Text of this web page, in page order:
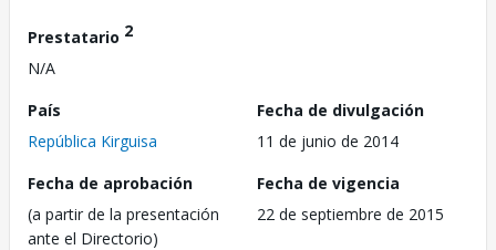
Prestatario 2
N/A
País
República Kirguisa
Fecha de divulgación
11 de junio de 2014
Fecha de aprobación
(a partir de la presentación
ante el Directorio)
Fecha de vigencia
22 de septiembre de 2015